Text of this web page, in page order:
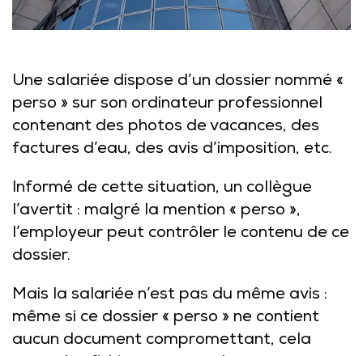
Une salariée dispose d’un dossier nommé «
perso » sur son ordinateur professionnel
contenant des photos de vacances, des
factures d’eau, des avis d’imposition, etc.
Informé de cette situation, un collègue
l’avertit : malgré la mention « perso »,
l’employeur peut contrôler le contenu de ce
dossier.
Mais la salariée n’est pas du même avis :
même si ce dossier « perso » ne contient
aucun document compromettant, cela